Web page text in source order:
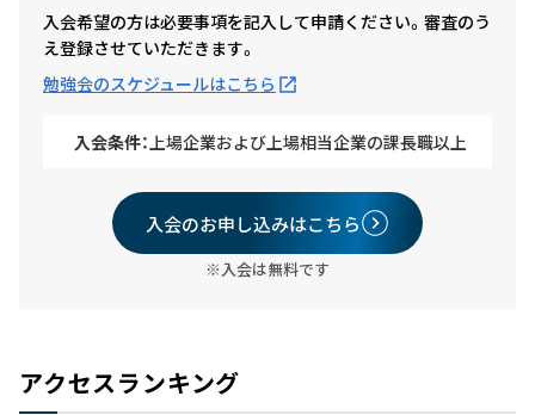
入会希望の方は必要事項を記入して申請ください。審査のう
え登録させていただきます。
勉強会のスケジュールはこちら
入会条件：上場企業および上場相当企業の課長職以上
入会のお申し込みはこちら
※入会は無料です
アクセスランキング